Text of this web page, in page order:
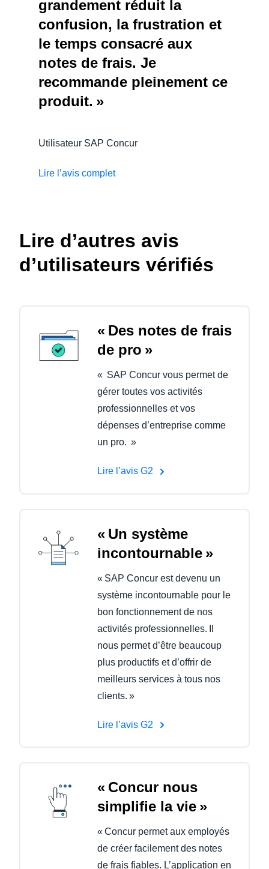
grandement réduit la
confusion, la frustration et
le temps consacré aux
notes de frais. Je
recommande pleinement ce
produit. »
Utilisateur SAP Concur
Lire l’avis complet
Lire d’autres avis
d’utilisateurs vérifiés
« Des notes de frais
de pro »
« SAP Concur vous permet de
gérer toutes vos activités
professionnelles et vos
dépenses d’entreprise comme
un pro. »
Lire l’avis G2
« Un système
incontournable »
« SAP Concur est devenu un
système incontournable pour le
bon fonctionnement de nos
activités professionnelles. Il
nous permet d’être beaucoup
plus productifs et d’offrir de
meilleurs services à tous nos
clients. »
Lire l’avis G2
« Concur nous
simplifie la vie »
« Concur permet aux employés
de créer facilement des notes
de frais fiables. L’application en